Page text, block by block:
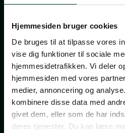
Hjemmesiden bruger cookies
De bruges til at tilpasse vores
vise dig funktioner til sociale
hjemmesidetrafikken. Vi deler
hjemmesiden med vores
medier, annoncering og
kombinere disse data med
givet dem, eller som de har
deres tjenester. Du kan læse
TILMELD NYHEDSBREV
FÅ INSPIRATION, TILBUD
REJSEEVENTS
Bliv opdateret med de bedste
invitationer til gratis
spændende indhold fra vores